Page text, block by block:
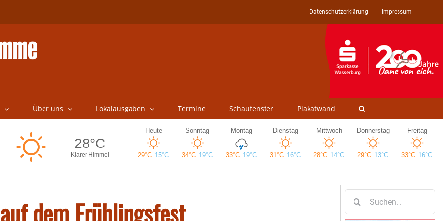
Datenschutzerklärung Impressum
Über uns Lokalausgaben Termine Schaufenster Plakatwand
dem Frühlingsfest
nach: